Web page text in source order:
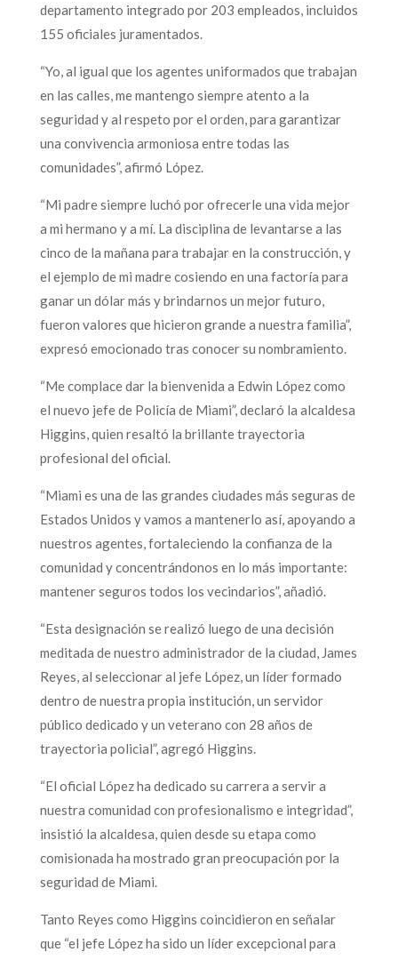
departamento integrado por 203 empleados, incluidos
155 oficiales juramentados.
“Yo, al igual que los agentes uniformados que trabajan
en las calles, me mantengo siempre atento a la
seguridad y al respeto por el orden, para garantizar
una convivencia armoniosa entre todas las
comunidades”, afirmó López.
“Mi padre siempre luchó por ofrecerle una vida mejor
a mi hermano y a mí. La disciplina de levantarse a las
cinco de la mañana para trabajar en la construcción, y
el ejemplo de mi madre cosiendo en una factoría para
ganar un dólar más y brindarnos un mejor futuro,
fueron valores que hicieron grande a nuestra familia”,
expresó emocionado tras conocer su nombramiento.
“Me complace dar la bienvenida a Edwin López como
el nuevo jefe de Policía de Miami”, declaró la alcaldesa
Higgins, quien resaltó la brillante trayectoria
profesional del oficial.
“Miami es una de las grandes ciudades más seguras de
Estados Unidos y vamos a mantenerlo así, apoyando a
nuestros agentes, fortaleciendo la confianza de la
comunidad y concentrándonos en lo más importante:
mantener seguros todos los vecindarios”, añadió.
“Esta designación se realizó luego de una decisión
meditada de nuestro administrador de la ciudad, James
Reyes, al seleccionar al jefe López, un líder formado
dentro de nuestra propia institución, un servidor
público dedicado y un veterano con 28 años de
trayectoria policial”, agregó Higgins.
“El oficial López ha dedicado su carrera a servir a
nuestra comunidad con profesionalismo e integridad”,
insistió la alcaldesa, quien desde su etapa como
comisionada ha mostrado gran preocupación por la
seguridad de Miami.
Tanto Reyes como Higgins coincidieron en señalar
que “el jefe López ha sido un líder excepcional para